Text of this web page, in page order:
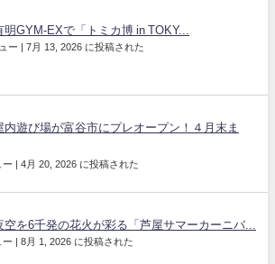
明GYM-EXで「トミカ博 in TOKY...
ー 7月 13, 2026 に投稿された
内遊び場が富谷市にプレオープン！４月末ま
ー 4月 20, 2026 に投稿された
空を6千発の花火が彩る「芦屋サマーカーニバ...
ー 8月 1, 2026 に投稿された